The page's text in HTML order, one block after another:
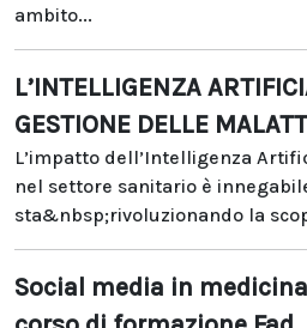
ambito...
L’INTELLIGENZA
GESTIONE DELLE
L’impatto dell’Intelligenza
nel settore sanitario è
sta&nbsp;rivoluzionando la
Social media in